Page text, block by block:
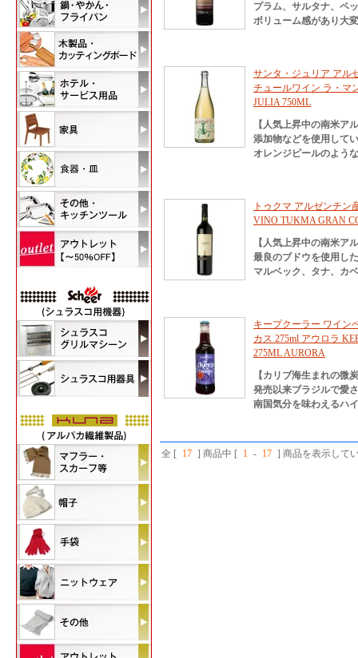
プラム、サルタナ、ペ
ボリューム感があり大
サンタ・ジュリア アル
チュールワイン ラ・マ
JULIA 750ML
【人気上昇中の南米ア
添加物などを使用して
オレンジピールのよう
トゥクマ アルゼンチン
VINO TUKMA GRAN
【人気上昇中の南米ア
最良のブドウを使用し
マルベック、タナ、カ
キープクーラー ワイン
カス 275ml アウロラ
275ML AURORA
【カリブ海生まれの微
発売以来ブラジルで愛
南国気分を味わえるハ
全 [ 17 ] 商品中 [ 1 - 17 ] 商品を表示して